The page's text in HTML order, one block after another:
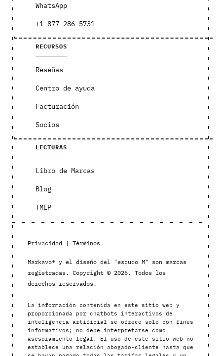
WhatsApp
+1-877-286-5731
RECURSOS
Reseñas
Centro de ayuda
Facturación
Socios
LECTURAS
Libro de Marcas
Blog
TMEP
Privacidad | Términos
Markavo® y el diseño del "escudo M" son marcas
registradas. Copyright © 2026. Todos los
derechos reservados.
La información contenida en este sitio web y
proporcionada por chatbots interactivos de
inteligencia artificial se ofrece solo con fines
informativos; no debe interpretarse como
asesoramiento legal. El uso de este sitio web no
establece una relación abogado-cliente hasta que